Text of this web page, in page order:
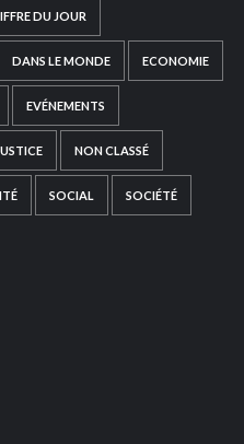
DU JOUR
DANS LE MONDE ECONOMIE
EVÉNEMENTS
NON CLASSÉ
SOCIAL SOCIÉTÉ